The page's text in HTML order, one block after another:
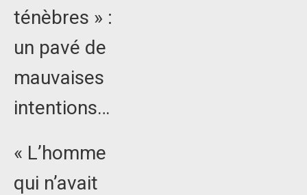
ténèbres » :
un pavé de
mauvaises
intentions…
« L’homme
qui n’avait